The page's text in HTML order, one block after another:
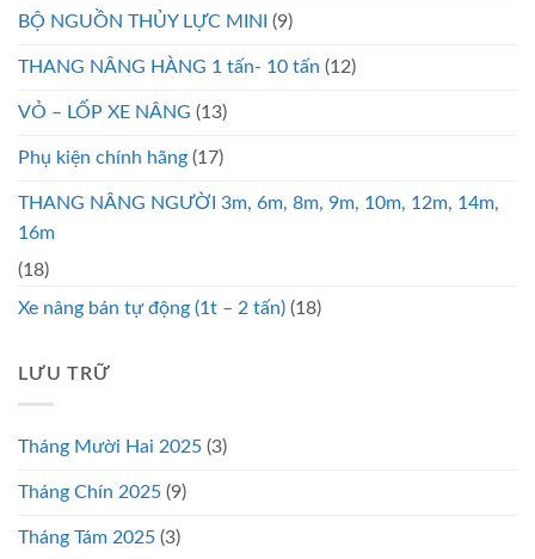
BỘ NGUỒN THỦY LỰC MINI (9)
THANG NÂNG HÀNG 1 tấn- 10 tấn (12)
VỎ – LỐP XE NÂNG (13)
Phụ kiện chính hãng (17)
THANG NÂNG NGƯỜI 3m, 6m, 8m, 9m, 10m, 12m, 14m,
16m
(18)
Xe nâng bán tự động (1t – 2 tấn) (18)
LƯU TRỮ
Tháng Mười Hai 2025 (3)
Tháng Chín 2025 (9)
Tháng Tám 2025 (3)